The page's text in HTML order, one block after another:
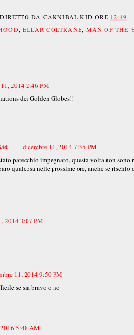
DA CANNIBAL KID ORE 12:49
,ELLAR COLTRANE, MAN OF THE
2014 2:46 PM
dei Golden Globes!!
dicembre 11, 2014 7:35 PM
parecchio impegnato, questa volta non sono
qualcosa nelle prossime ore, anche se
2014 3:07 PM
11, 2014 9:50 PM
se sia bravo o no
5:48 AM